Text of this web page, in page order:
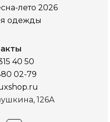
лето 2026
одежды
40 50
02-79
126А